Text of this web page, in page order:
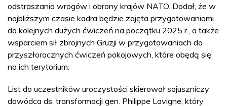
odstraszania wrogów i obrony krajów NATO. Dodał, że w
najbliższym czasie kadra będzie zajęta przygotowaniami
do kolejnych dużych ćwiczeń na początku 2025 r., a także
wsparciem sił zbrojnych Gruzji w przygotowaniach do
przyszłorocznych ćwiczeń pokojowych, które obędą się
na ich terytorium.
List do uczestników uroczystości skierował sojuszniczy
dowódca ds. transformacji gen. Philippe Lavigne, który